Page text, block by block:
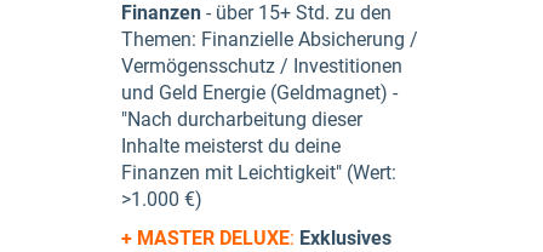
Finanzen - über 15+ Std. zu den
Themen: Finanzielle Absicherung /
Vermögensschutz / Investitionen
und Geld Energie (Geldmagnet) -
"Nach durcharbeitung dieser
Inhalte meisterst du deine
Finanzen mit Leichtigkeit" (Wert:
>1.000 €)
+ MASTER DELUXE: Exklusives